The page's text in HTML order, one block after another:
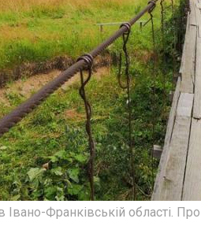
Франківській області.